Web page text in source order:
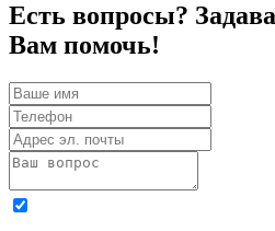
Есть вопросы?
Вам помочь!